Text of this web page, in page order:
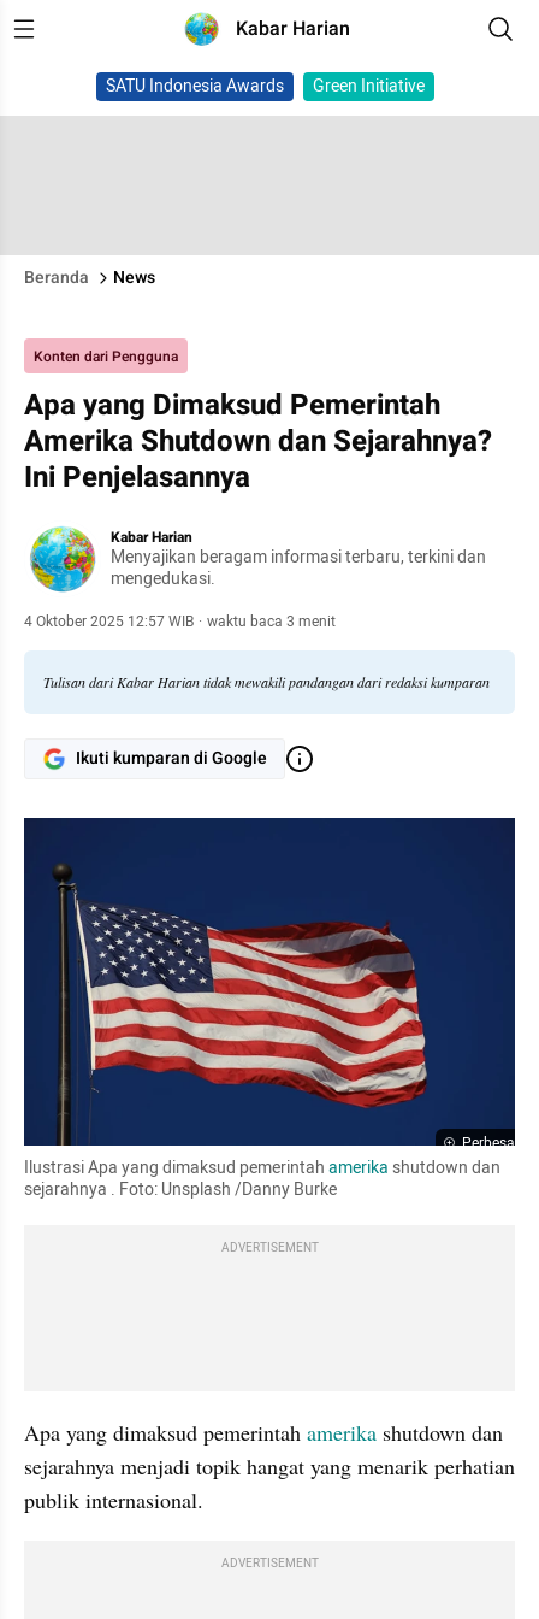
Kabar Harian
SATU Indonesia Awards Green Initiative
Beranda News
Konten dari Pengguna
Apa yang Dimaksud Pemerintah
Amerika Shutdown dan Sejarahnya?
Ini Penjelasannya
Kabar Harian
Menyajikan beragam informasi terbaru, terkini dan
mengedukasi.
4 Oktober 2025 12:57 WIB · waktu baca 3 menit
Tulisan dari Kabar Harian tidak mewakili pandangan dari redaksi kumparan
Ikuti kumparan di Google
Perbesar
Ilustrasi Apa yang dimaksud pemerintah amerika shutdown dan
sejarahnya . Foto: Unsplash /Danny Burke
ADVERTISEMENT
Apa yang dimaksud pemerintah amerika shutdown dan
sejarahnya menjadi topik hangat yang menarik perhatian
publik internasional.
ADVERTISEMENT